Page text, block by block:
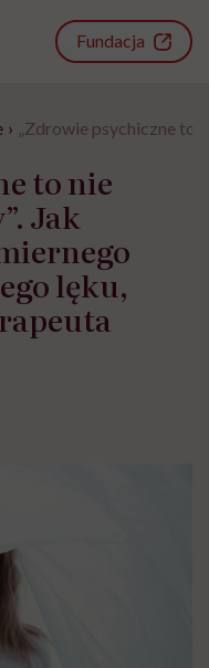
Fundacja
› „Zdrowie psychiczne to
to nie
Jak
lęku,